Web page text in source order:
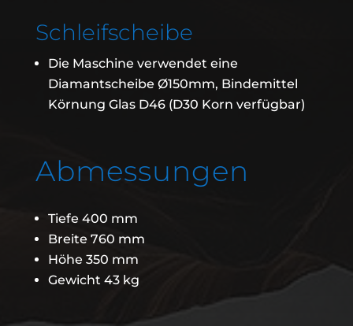
Schleifscheibe
Die Maschine verwendet eine
Diamantscheibe Ø150mm, Bindemittel
Körnung Glas D46 (D30 Korn verfügbar)
Abmessungen
Tiefe 400 mm
Breite 760 mm
Höhe 350 mm
Gewicht 43 kg